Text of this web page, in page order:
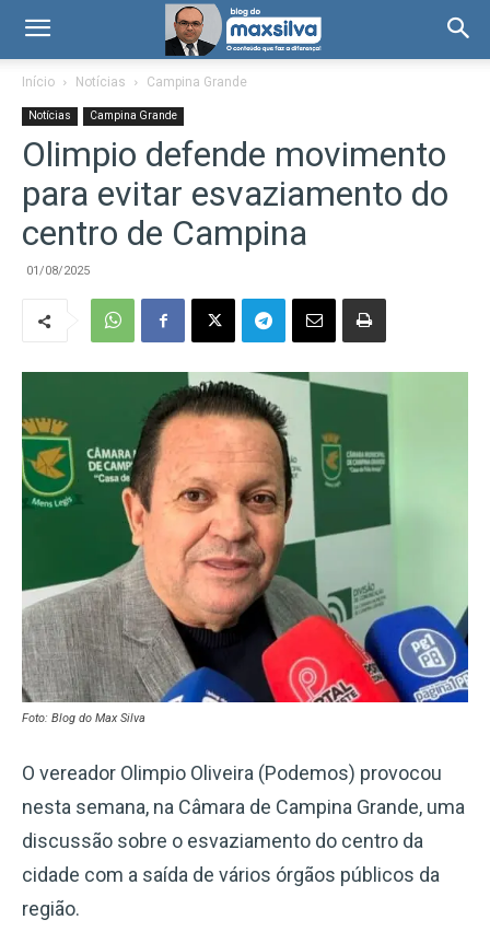
Início Notícias Campina Grande
Notícias Campina Grande
Olimpio defende movimento
para evitar esvaziamento do
centro de Campina
01/08/2025
Foto: Blog do Max Silva
O vereador Olimpio Oliveira (Podemos) provocou
nesta semana, na Câmara de Campina Grande, uma
discussão sobre o esvaziamento do centro da
cidade com a saída de vários órgãos públicos da
região.